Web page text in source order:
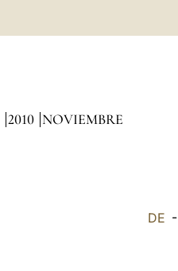
2010 NOVIEMBRE
DE -